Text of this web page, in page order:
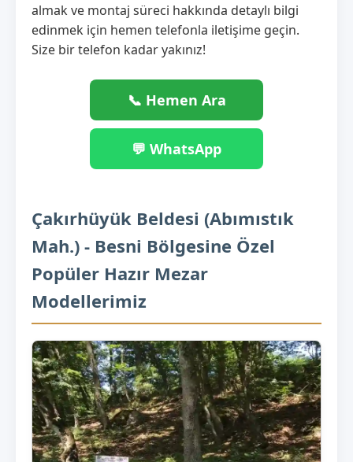
almak ve montaj süreci hakkında detaylı bilgi
edinmek için hemen telefonla iletişime geçin.
Size bir telefon kadar yakınız!
📞 Hemen Ara
💬 WhatsApp
Çakırhüyük Beldesi (Abımıstık
Mah.) - Besni Bölgesine Özel
Popüler Hazır Mezar
Modellerimiz